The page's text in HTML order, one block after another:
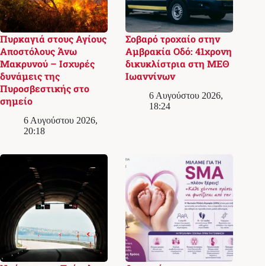
Πυρκαγιά στους Αγίους
Αποστόλους Άνω
Μακρυνού – Ισχυρές
δυνάμεις της
Πυροσβεστικής στο
σημείο
6 Αυγούστου 2026,
20:18
Σοβαρό τροχαίο στην
Αμβρακία Οδό: 41χρονη
δικυκλίστρια στη ΜΕΘ
Ιωαννίνων
6 Αυγούστου 2026,
18:24